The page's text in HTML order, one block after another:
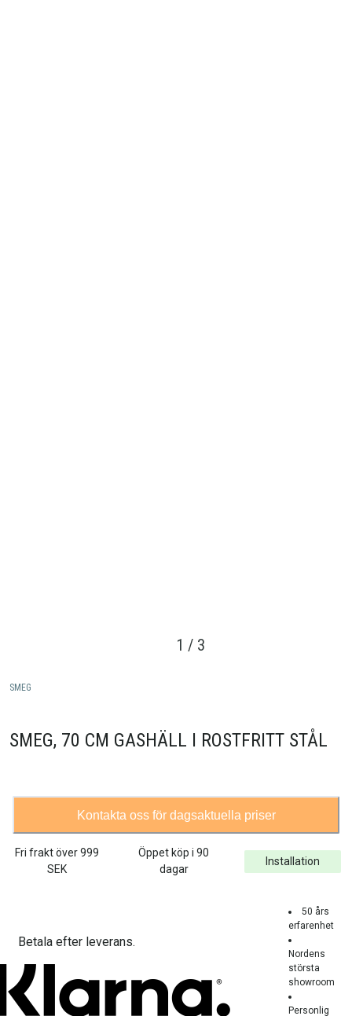
1 / 3
SMEG
SMEG, 70 CM GASHÄLL I ROSTFRITT STÅL
Kontakta oss för dagsaktuella priser
Fri frakt över999
SEK
Öppet köp i 90
dagar
Installation
Betala efter leverans.
50 års
erfarenhet
Nordens
största
showroom
Personlig